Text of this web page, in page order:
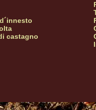
castagno